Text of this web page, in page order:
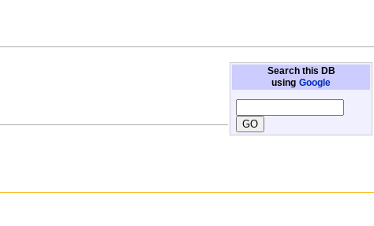
Search this DB
using Google